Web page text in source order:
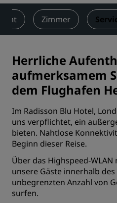
Zimmer
Herrliche
aufmerksamem
dem Flughafen
Im Radisson Blu Hotel,
uns verpflichtet, ein
bieten. Nahtlose
Beginn dieser Reise.
Über das Highspeed-
unsere Gäste innerhalb
unbegrenzten Anzahl von
surfen.